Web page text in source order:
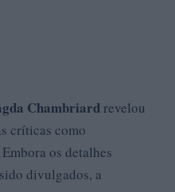
Chambriard revelou
críticas como
Embora os detalhes
divulgados, a